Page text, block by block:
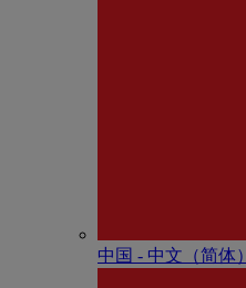
中国 - 中⽂（简体）